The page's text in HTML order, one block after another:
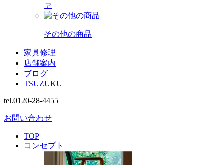
ァ
その他の商品
家具修理
店舗案内
ブログ
TSUZUKU
tel.0120-28-4455
お問い合わせ
TOP
コンセプト